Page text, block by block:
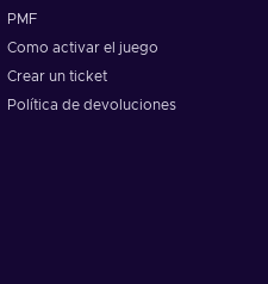
PMF
Como activar el juego
Crear un ticket
Política de devoluciones